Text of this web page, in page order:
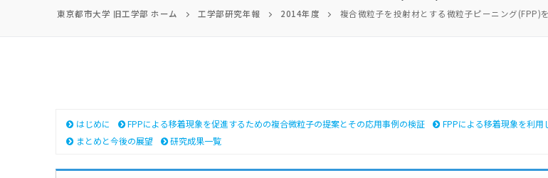
東京都市大学 旧工学部 ホーム 工学部研究年報 2014年度 複合微粒子を投射材とする微粒子ピーニング(FPP)
はじめに FPPによる移着現象を促進するための複合微粒子の提案とその応用事例の検証
FPPによる移着現象を利用
まとめと今後の展望
研究成果一覧